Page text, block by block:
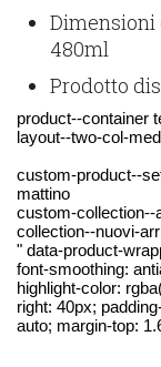
Dimensioni
480ml
Prodotto
product--container
layout--two-col-
custom-product--
mattino
custom-
collection--nuovi-
" data-product-
font-smoothing:
highlight-color:
right: 40px;
auto; margin-top: